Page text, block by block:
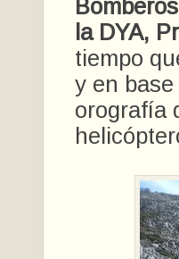
la DYA,
tiempo
y en
orografía